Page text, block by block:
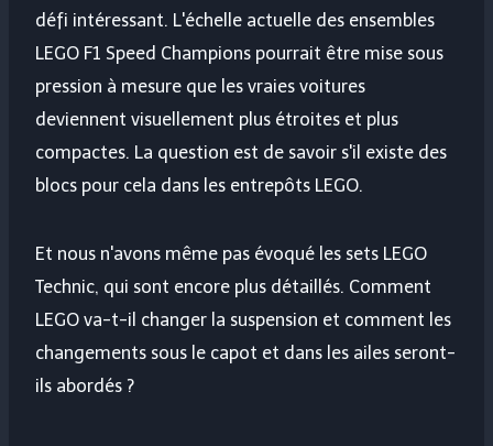
défi intéressant. L'échelle actuelle des ensembles
LEGO F1 Speed ​​​​Champions pourrait être mise sous
pression à mesure que les vraies voitures
deviennent visuellement plus étroites et plus
compactes. La question est de savoir s'il existe des
blocs pour cela dans les entrepôts LEGO.
Et nous n'avons même pas évoqué les sets LEGO
Technic, qui sont encore plus détaillés. Comment
LEGO va-t-il changer la suspension et comment les
changements sous le capot et dans les ailes seront-
ils abordés ?